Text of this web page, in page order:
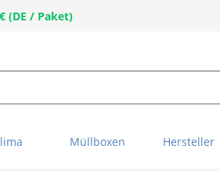
(DE / Paket)
Müllboxen Hersteller